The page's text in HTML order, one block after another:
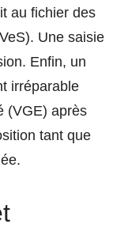
au fichier des
Une saisie
Enfin, un
irréparable
(VGE) après
tant que